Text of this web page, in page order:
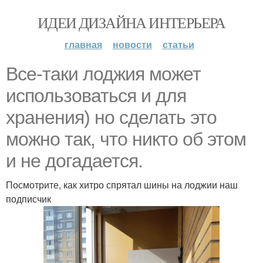
ИДЕИ ДИЗАЙНА ИНТЕРЬЕРА
главная новости статьи
Все-таки лоджия может
использоваться и для
хранения) но сделать это
можно так, что никто об этом
и не догадается.
Посмотрите, как хитро спрятал шины на лоджии наш
подписчик